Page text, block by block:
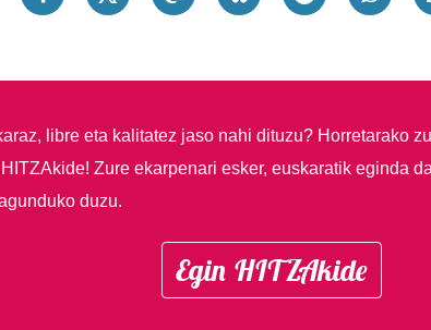
libre eta kalitatez jaso nahi dituzu? Horretarako
Zure ekarpenari esker, euskaratik eginda
duzu.
Egin HITZAkide